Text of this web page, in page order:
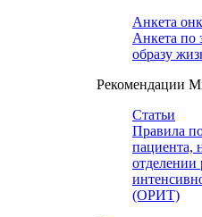
Анкета
Анкета по
образу
Рекомендации
Статьи
Правила
пациента,
отделении
(ОРИТ)